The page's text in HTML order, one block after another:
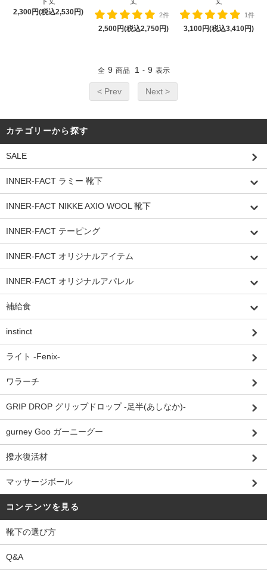
2,300円(税込2,530円)
2件
2,500円(税込2,750円)
1件
3,100円(税込3,410円)
全 9 商品 1 - 9 表示
< Prev Next >
カテゴリーから探す
SALE
INNER-FACT ラミー 靴下
INNER-FACT NIKKE AXIO WOOL 靴下
INNER-FACT テーピング
INNER-FACT オリジナルアイテム
INNER-FACT オリジナルアパレル
補給食
instinct
ライト -Fenix-
ワラーチ
GRIP DROP グリップドロップ -足半(あしなか)-
gurney Goo ガーニーグー
撥水復活材
マッサージボール
コンテンツを見る
靴下の選び方
Q&A